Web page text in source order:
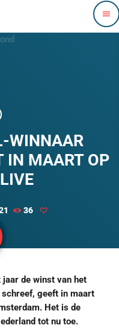
menu
WINNAAR
IN MAART OP
36
jaar de winst van het
geeft in maart
Het is de
tot nu toe.